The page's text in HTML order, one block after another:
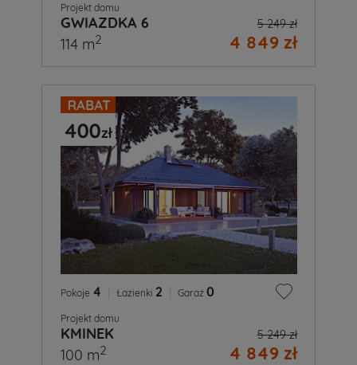
Projekt domu
GWIAZDKA 6 5 249 zł
4 849 zł
114 m2
Pokoje 4 Łazienki 2 Garaż 0
Projekt domu
KMINEK 5 249 zł
4 849 zł
100 m2